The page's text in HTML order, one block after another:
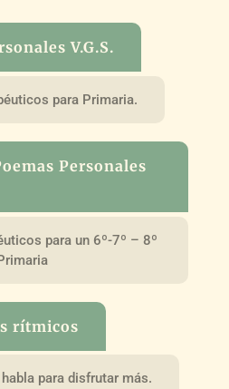
V.G.S.
para Primaria.
Personales
para un 6º-7º – 8º
rítmicos
para disfrutar más.